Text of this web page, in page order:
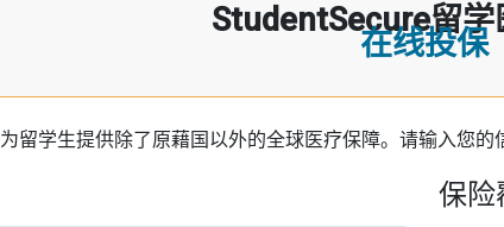
StudentSecure留学
在线投保
为留学生提供除了原藉国以外的全球医疗保障。请输入您的
保险